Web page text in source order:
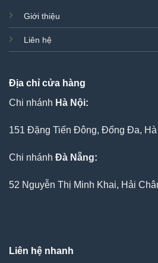
Giới thiệu
Liên hệ
Địa chỉ cửa hàng
Chi nhánh Hà Nội:
151 Đặng Tiến Đông, Đống Đa, Hà
Chi nhánh Đà Nẵng:
52 Nguyễn Thị Minh Khai, Hải
Liên hệ nhanh